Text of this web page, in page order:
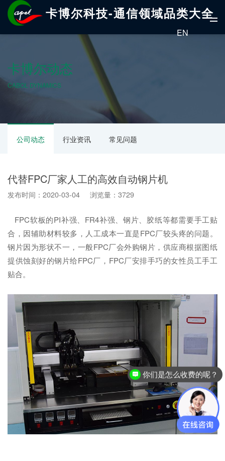
卡博尔科技-通信领域品类大全
EN
卡博尔动态
CABOL DYNAMICS
公司动态 行业资讯 常见问题
代替FPC厂家人工的高效自动钢片机
发布时间：2020-03-04 浏览量：3729
FPC软板的PI补强、FR4补强、钢片、胶纸等都需要手工贴
合，因辅助材料较多，人工成本一直是FPC厂较头疼的问题。
钢片因为形状不一，一般FPC厂会外购钢片，供应商根据图纸
提供蚀刻好的钢片给FPC厂，FPC厂安排手巧的女性员工手工
贴合。
你们是怎么收费的呢？